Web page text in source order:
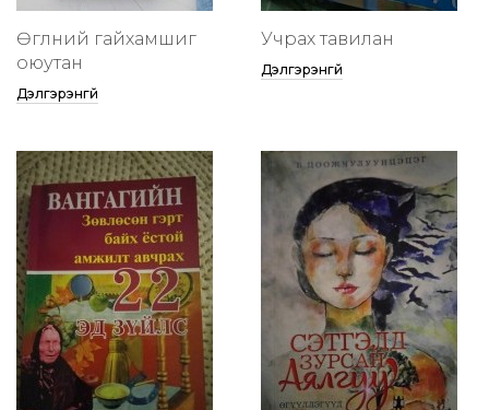
Өглөөний гайхамшиг
оюутан
Дэлгэрэнгүй
Учрах тавилан
Дэлгэрэнгүй